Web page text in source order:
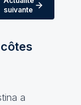
suivante
a